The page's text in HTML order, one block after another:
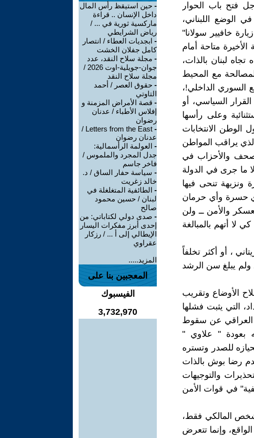
فتح باب الحوار
الوضع اللبناني،
خافيير سولانا"
متاحة أمام
لبنان بالذات،
مع المحيط
السوري الداخلي!،
السياسي، أو
وعلى رأسها
الوطن الانتخابات
يراقب المواطن
والأحزاب في
لخوض الانتخابات التشريعية في 17 أيار ولا ما جرى في الدولة
ونزيهة تنحى فيها
حسرة وأي حرمان
والأمن ــ ولن
لا أتهم بالمبالغة
، أو أكثر تخلفاً
ولم يبلغ سن الرشد
الأوضاع وتقريب
التي يثبت فشلها
العراقي عن سقوط
بعودة " علاوي "
للصدر وتستره
رضا بوش بالذات
والتوجيهات
في قوات الأمن
المالكي فقط،
وإنما تتعرض
- حين استيقظ رأس المال
داخل الإنسان .. قراءة
ماركسية ثورية في ... /
رياض الشرايطي
- ابجديات العطاء / انتصار
كامل جفلان الخشت
- مجلة سلاح النقد، عدد
جوان-جويلية-اوت 2026 /
مجلة سلاح النقد
- حقوق العصر / أحمد
التاوتي
- قصة الأمراض المزمنة و
إفلاس الأطباء / عدنان
رضوان
-
Letters from the East /
عدنان رضوان
- العولمة الرأسمالية:
جدل المجرد والملموس /
فاخر جاسم
- سياسة حفار الساق / د.
خالد زغريت
- الطائفية المتغلغلة في
لبنان / حسين محمود
صالح
- صدى دولي لكتاباتي: من
إحدى أبرز مفكرات اليسار
الإيطالي إلى أ ... / رزكار
عقراوي
المزيد.....
المعجبين بنا على
الفيسبوك
3,732,970